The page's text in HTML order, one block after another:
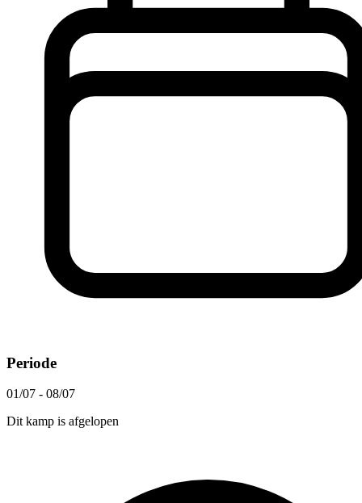
Periode
01/07 - 08/07
Dit kamp is afgelopen